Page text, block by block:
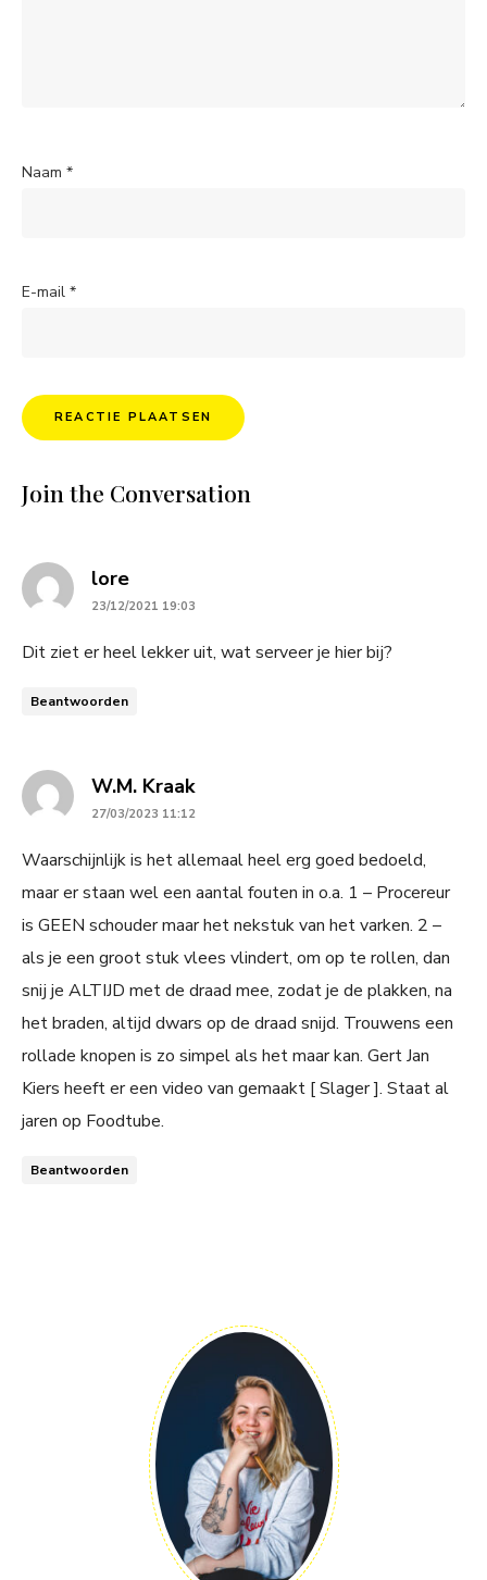
Naam *
E-mail *
Join the Conversation
loresays:
23/12/2021 19:03
Dit ziet er heel lekker uit, wat serveer je hier bij?
Beantwoorden
W.M. Kraaksays:
27/03/2023 11:12
Waarschijnlijk is het allemaal heel erg goed bedoeld,
maar er staan wel een aantal fouten in o.a. 1 – Procereur
is GEEN schouder maar het nekstuk van het varken. 2 –
als je een groot stuk vlees vlindert, om op te rollen, dan
snij je ALTIJD met de draad mee, zodat je de plakken, na
het braden, altijd dwars op de draad snijd. Trouwens een
rollade knopen is zo simpel als het maar kan. Gert Jan
Kiers heeft er een video van gemaakt [ Slager ]. Staat al
jaren op Foodtube.
Beantwoorden